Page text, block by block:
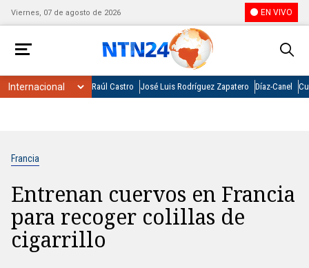
Viernes, 07 de agosto de 2026 EN VIVO
Raúl Castro José Luis Rodríguez Zapatero Díaz-Canel
Francia
Entrenan cuervos en Francia
para recoger colillas de
cigarrillo